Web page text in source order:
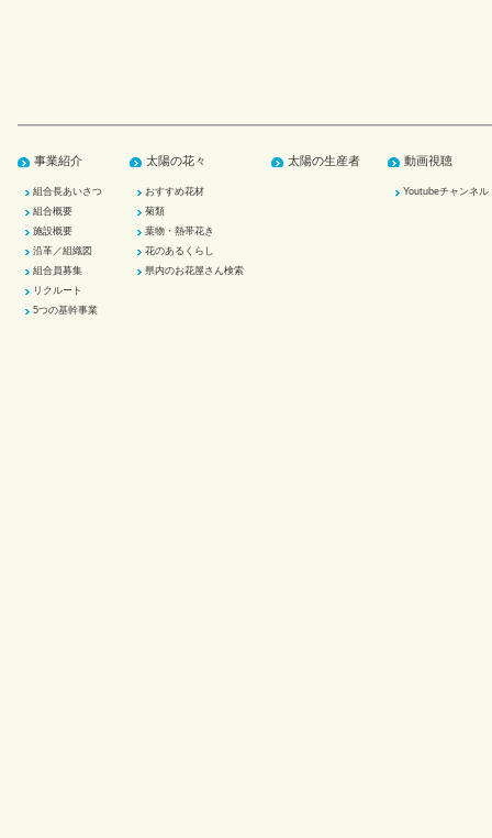
事業紹介
組合長あいさつ
組合概要
施設概要
沿革／組織図
組合員募集
リクルート
5つの基幹事業
太陽の花々
おすすめ花材
菊類
葉物・熱帯花き
花のあるくらし
県内のお花屋さん検索
太陽の生産者 動画視聴
Youtubeチャンネル